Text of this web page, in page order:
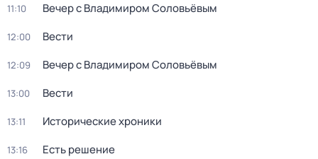
11:10 Вечер с Владимиром Соловьёвым
12:00 Вести
12:09 Вечер с Владимиром Соловьёвым
13:00 Вести
13:11 Исторические хроники
13:16 Есть решение